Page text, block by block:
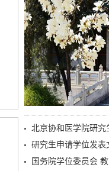
北京协和医学院研
研究生申请学位发
国务院学位委员会